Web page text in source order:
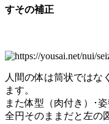
すその補正
人間の体は筒状ではな
ます。
また体型（肉付き）･
全円そのままだと左の